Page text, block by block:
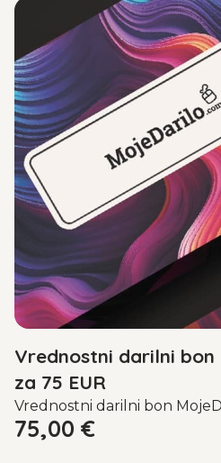
Vrednostni darilni bon
za 75 EUR
Vrednostni darilni bon
75,00 €